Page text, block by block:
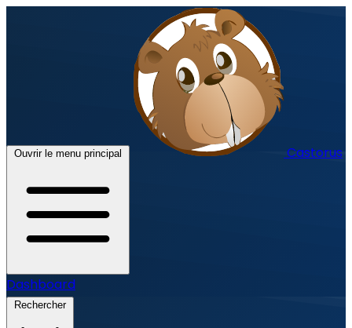
Ouvrir le menu principal Castorus
Dashboard
Rechercher